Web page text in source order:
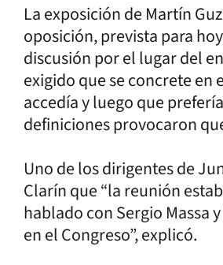
La exposición de Martín
oposición, prevista para
discusión por el lugar del
exigido que se concrete en
accedía y luego que
definiciones provocaron
Uno de los dirigentes de
Clarín que “la reunión
hablado con Sergio Massa
en el Congreso”, explicó.